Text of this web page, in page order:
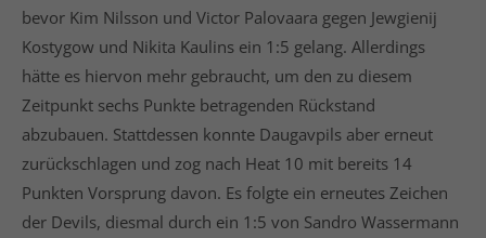
bevor Kim Nilsson und Victor Palovaara gegen Jewgienij
Kostygow und Nikita Kaulins ein 1:5 gelang. Allerdings
hätte es hiervon mehr gebraucht, um den zu diesem
Zeitpunkt sechs Punkte betragenden Rückstand
abzubauen. Stattdessen konnte Daugavpils aber erneut
zurückschlagen und zog nach Heat 10 mit bereits 14
Punkten Vorsprung davon. Es folgte ein erneutes Zeichen
der Devils, diesmal durch ein 1:5 von Sandro Wassermann